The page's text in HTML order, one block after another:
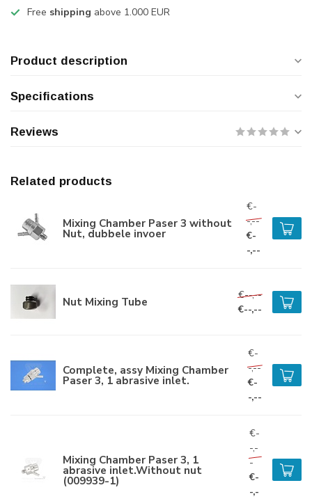
Free shipping above 1.000 EUR
Product description
Specifications
Reviews
Related products
Mixing Chamber Paser 3 without
Nut, dubbele invoer
€-
-,--
€-
-,--
Nut Mixing Tube
€--,--
€--,--
Complete, assy Mixing Chamber
Paser 3, 1 abrasive inlet.
€-
-,--
€-
-,--
Mixing Chamber Paser 3, 1
abrasive inlet.Without nut
(009939-1)
€-
-,-
-
€-
-,-